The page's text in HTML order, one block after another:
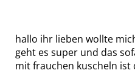
hallo ihr lieben wollte
geht es super und das
mit frauchen kuscheln